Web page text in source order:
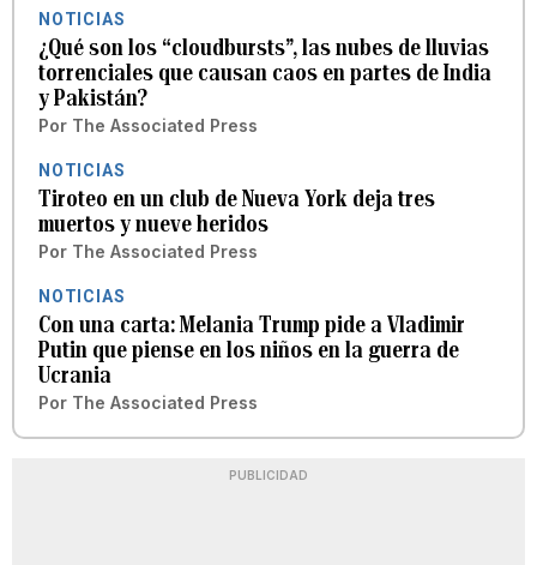
NOTICIAS
¿Qué son los “cloudbursts”, las nubes de lluvias
torrenciales que causan caos en partes de India
y Pakistán?
Por The Associated Press
NOTICIAS
Tiroteo en un club de Nueva York deja tres
muertos y nueve heridos
Por The Associated Press
NOTICIAS
Con una carta: Melania Trump pide a Vladimir
Putin que piense en los niños en la guerra de
Ucrania
Por The Associated Press
PUBLICIDAD